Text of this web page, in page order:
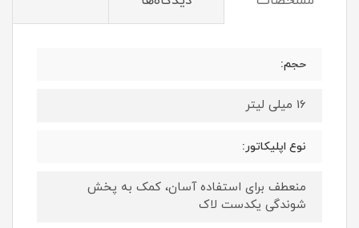
حجم:
16 میلی لیتر
نوع اپلیکاتور:
منعطف برای استفاده آسان، کمک به پخش
شوندگی یکدست لاک